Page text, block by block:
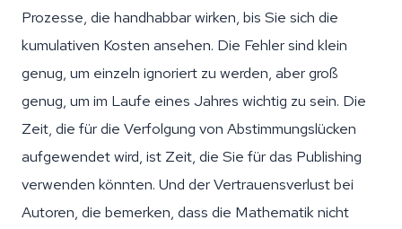
Prozesse, die handhabbar wirken, bis Sie sich die
kumulativen Kosten ansehen. Die Fehler sind klein
genug, um einzeln ignoriert zu werden, aber groß
genug, um im Laufe eines Jahres wichtig zu sein. Die
Zeit, die für die Verfolgung von Abstimmungslücken
aufgewendet wird, ist Zeit, die Sie für das Publishing
verwenden könnten. Und der Vertrauensverlust bei
Autoren, die bemerken, dass die Mathematik nicht